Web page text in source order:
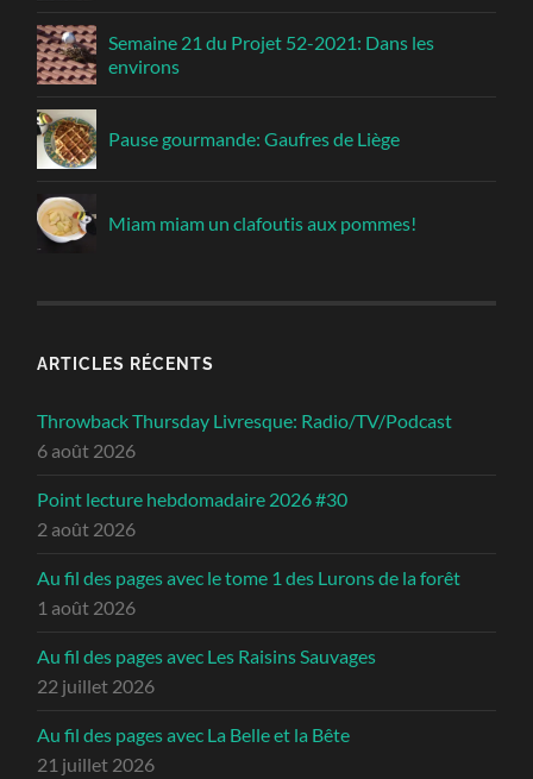
Semaine 21 du Projet 52-2021: Dans les
environs
Pause gourmande: Gaufres de Liège
Miam miam un clafoutis aux pommes!
ARTICLES RÉCENTS
Throwback Thursday Livresque: Radio/TV/Podcast
6 août 2026
Point lecture hebdomadaire 2026 #30
2 août 2026
Au fil des pages avec le tome 1 des Lurons de la forêt
1 août 2026
Au fil des pages avec Les Raisins Sauvages
22 juillet 2026
Au fil des pages avec La Belle et la Bête
21 juillet 2026